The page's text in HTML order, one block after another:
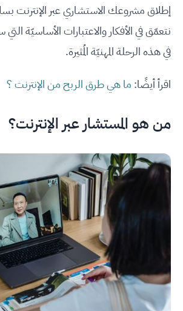
إطلاق مشروعك الاستشاري عبر الإنترنت
نتعمّق في الأفكار والاعتبارات الأساسيّة
في هذه الرحلة المهنيّة المُثيرة.
اقرأ أيضًا: ما هي طرق الربح من الإنترنت ؟
من هو المستشار عبر الإنترنت؟